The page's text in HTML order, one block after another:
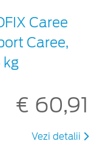
Caree
Caree,
kg
€ 60,91
Vezi detalii